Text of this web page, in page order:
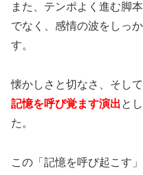
また、テンポよく進む脚
でなく、感情の波をしっ
す。
懐かしさと切なさ、そし
記憶を呼び覚ます演出と
た。
この「記憶を呼び起こす